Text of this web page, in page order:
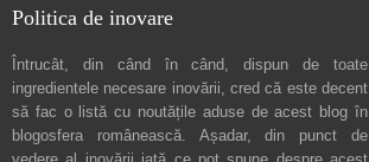
Politica de inovare
Întrucât, din când în când, dispun de toate
ingredientele necesare inovării, cred că este decent
să fac o listă cu noutățile aduse de acest blog în
blogosfera românească. Așadar, din punct de